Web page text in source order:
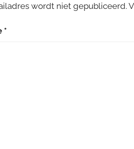
wordt niet gepubliceerd.
*